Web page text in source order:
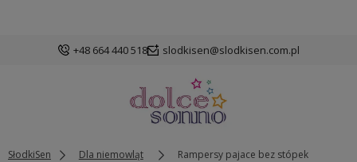
+48 664 440 518 slodkisen@slodkisen.com.pl
SłodkiSen Dla niemowląt Rampersy pajace bez stópek